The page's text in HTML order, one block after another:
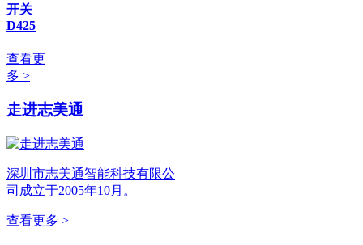
开关
D425
查看更
多 >
走进志美通
深圳市志美通智能科技有限公
司成立于2005年10月。
查看更多 >